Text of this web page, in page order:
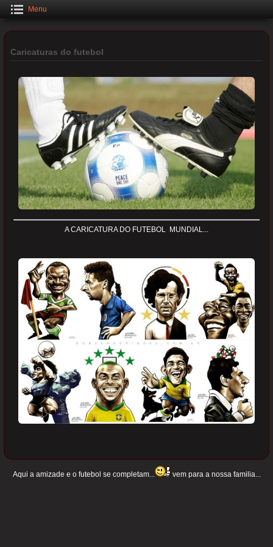
Menu
Caricaturas do futebol
A CARICATURA DO FUTEBOL MUNDIAL...
Aqui a amizade e o futebol se completam... vem para a nossa familia...